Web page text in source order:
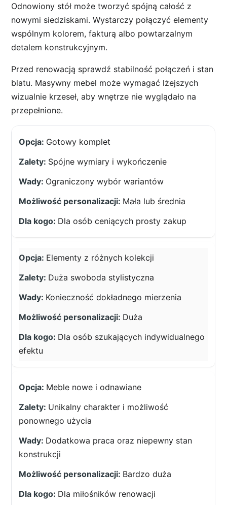
Odnowiony stół może tworzyć spójną całość z
nowymi siedziskami. Wystarczy połączyć elementy
wspólnym kolorem, fakturą albo powtarzalnym
detalem konstrukcyjnym.
Przed renowacją sprawdź stabilność połączeń i stan
blatu. Masywny mebel może wymagać lżejszych
wizualnie krzeseł, aby wnętrze nie wyglądało na
przepełnione.
Gotowy komplet
Spójne wymiary i wykończenie
Ograniczony wybór wariantów
Mała lub średnia
Dla osób ceniących prosty zakup
Elementy z różnych kolekcji
Duża swoboda stylistyczna
Konieczność dokładnego mierzenia
Duża
Dla osób szukających indywidualnego
efektu
Meble nowe i odnawiane
Unikalny charakter i możliwość
ponownego użycia
Dodatkowa praca oraz niepewny stan
konstrukcji
Bardzo duża
Dla miłośników renowacji